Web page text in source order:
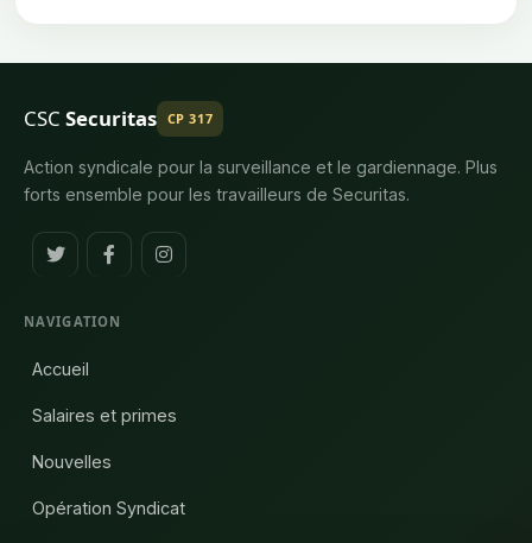
CSC Securitas CP 317
Action syndicale pour la surveillance et le gardiennage. Plus
forts ensemble pour les travailleurs de Securitas.
NAVIGATION
Accueil
Salaires et primes
Nouvelles
Opération Syndicat